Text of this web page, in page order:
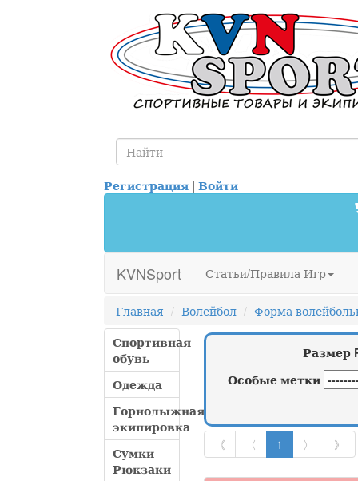
Регистрация | Войти
KVNSport Статьи/Правила Игр
Главная Волейбол
Форма
Спортивная
обувь
Одежда
Горнолыжная
экипировка
Сумки
Рюкзаки
Размер
Особые метки
《 〈 1 〉 》